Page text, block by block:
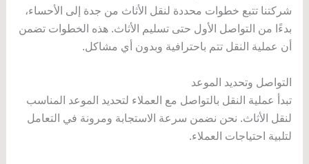
شركتنا تتبع خطوات محددة لنقل الأثاث من جدة إلى الأحساء،
بدءًا من التواصل الأول حتى تسليم الأثاث. هذه الخطوات تضمن
أن عملية النقل تتم باحترافية وبدون أي مشاكل.
التواصل وتحديد الموعد
تبدأ عملية النقل بالتواصل مع العملاء لتحديد الموعد المناسب
لنقل الأثاث. نحن نضمن سرعة الاستجابة ومرونة في التعامل
لتلبية احتياجات العملاء.